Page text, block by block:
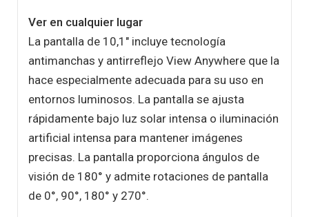
Ver en cualquier lugar
La pantalla de 10,1" incluye tecnología
antimanchas y antirreflejo View Anywhere que la
hace especialmente adecuada para su uso en
entornos luminosos. La pantalla se ajusta
rápidamente bajo luz solar intensa o iluminación
artificial intensa para mantener imágenes
precisas. La pantalla proporciona ángulos de
visión de 180° y admite rotaciones de pantalla
de 0°, 90°, 180° y 270°.